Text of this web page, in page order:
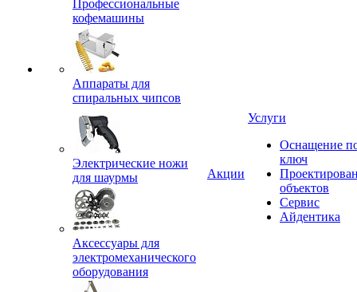
Профессиональные
кофемашины
Аппараты для
спиральных чипсов
Электрические ножи
для шаурмы
Аксессуары для
электромеханического
оборудования
Акции
Услуги
Оснащение
ключ
объектов
Сервис
Айдентика